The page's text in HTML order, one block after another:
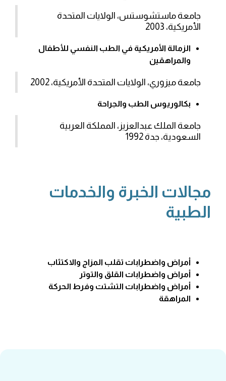
جامعة ماستشوستس، الولايات المتحدة
الأمريكية، 2003
الزمالة الأمريكية في الطب النفسي للأطفال
والمراهقين
جامعة ميزوري، الولايات المتحدة الأمريكية، 2002
بكالوريوس الطب والجراحة
جامعة الملك عبدالعزيز، المملكة العربية
السعودية، جدة 1992
مجالات الخبرة والخدمات
الطبية
أمراض واضطرابات تقلب المزاج والاكتئاب
أمراض واضطرابات القلق والتوتر
أمراض واضطرابات التشتت وفرط الحركة
المراهقة